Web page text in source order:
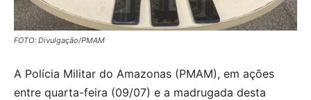
FOTO: Divulgação/PMAM
A Polícia Militar do Amazonas (PMAM), em ações
entre quarta-feira (09/07) e a madrugada desta